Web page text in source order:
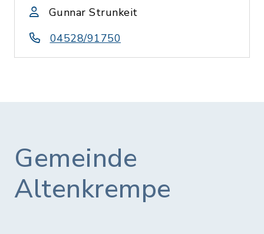
Gunnar Strunkeit
04528/91750
Gemeinde
Altenkrempe